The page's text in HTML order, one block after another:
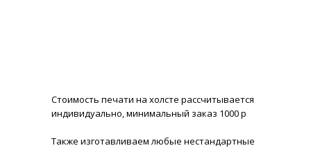
Стоимость печати на холсте рассчитывается
индивидуально, минимальный заказ 1000 р
Также изготавливаем любые нестандартные